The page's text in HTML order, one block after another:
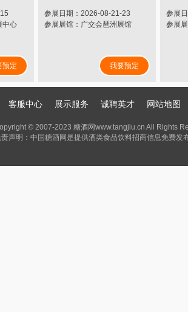
中心
预定
参展日期：2026-08-21-23
参展展馆：广交会琶洲展馆
我要预定
参展
参展
客服中心 展示服务 诚聘英才 网站地图
© 2007-2023 糖酒网www.tangjiu.cn All Rights
声明：中国糖酒网是提供酒类食品饮料招商信息免费